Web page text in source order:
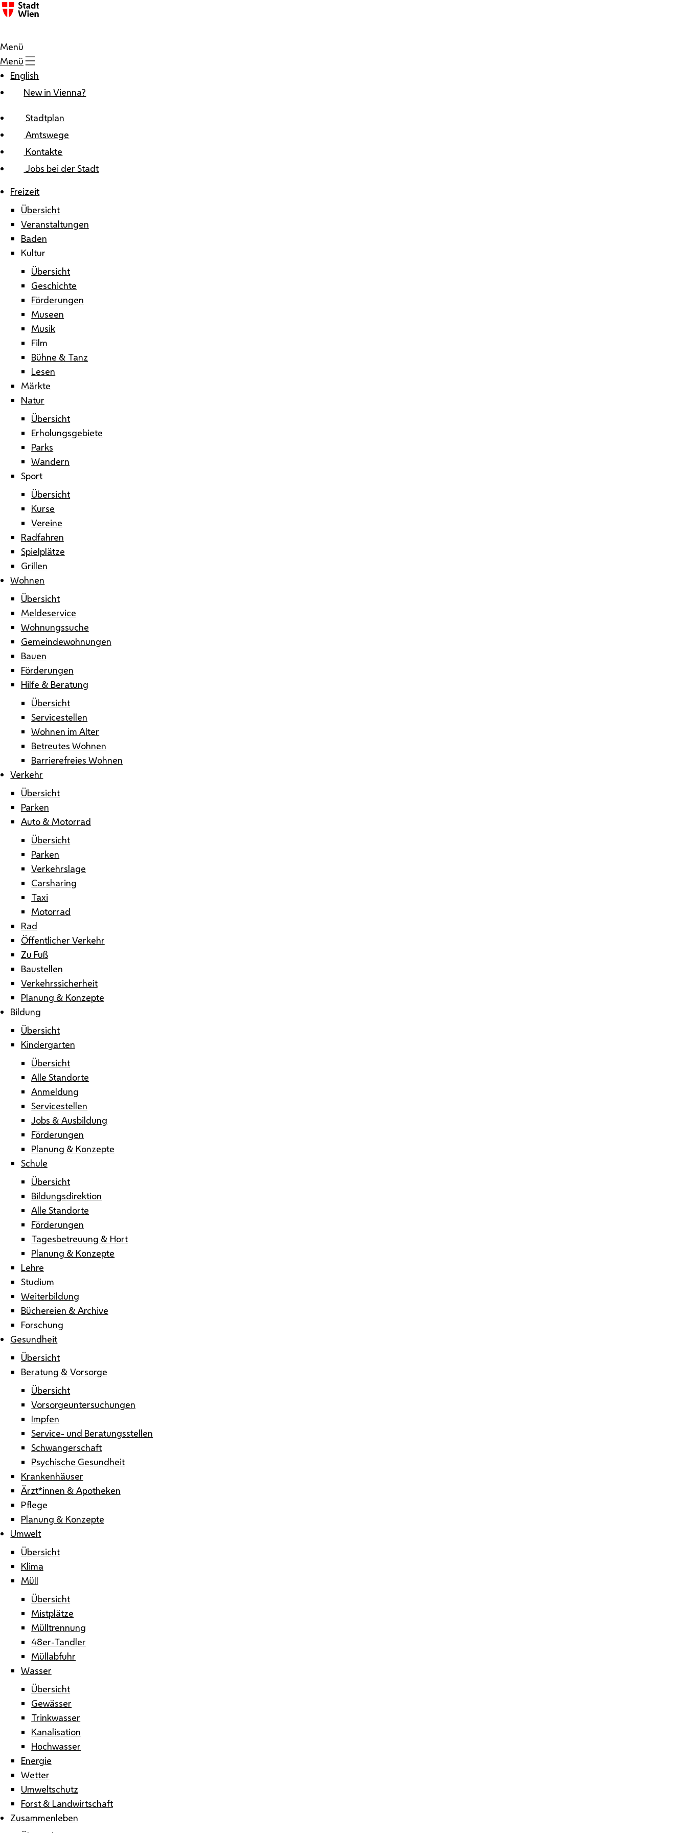
Zum Inhalt
Menü
Menü
English
New in Vienna?
Stadtplan
Amtswege
Kontakte
Jobs bei der Stadt
Freizeit
Übersicht
Veranstaltungen
Baden
Kultur
Übersicht
Geschichte
Förderungen
Museen
Musik
Film
Bühne & Tanz
Lesen
Märkte
Natur
Übersicht
Erholungsgebiete
Parks
Wandern
Sport
Übersicht
Kurse
Vereine
Radfahren
Spielplätze
Grillen
Wohnen
Übersicht
Meldeservice
Wohnungssuche
Gemeindewohnungen
Bauen
Förderungen
Hilfe & Beratung
Übersicht
Servicestellen
Wohnen im Alter
Betreutes Wohnen
Barrierefreies Wohnen
Verkehr
Übersicht
Parken
Auto & Motorrad
Übersicht
Parken
Verkehrslage
Carsharing
Taxi
Motorrad
Rad
Öffentlicher Verkehr
Zu Fuß
Baustellen
Verkehrssicherheit
Planung & Konzepte
Bildung
Übersicht
Kindergarten
Übersicht
Alle Standorte
Anmeldung
Servicestellen
Jobs & Ausbildung
Förderungen
Planung & Konzepte
Schule
Übersicht
Bildungsdirektion
Alle Standorte
Förderungen
Tagesbetreuung & Hort
Planung & Konzepte
Lehre
Studium
Weiterbildung
Büchereien & Archive
Forschung
Gesundheit
Übersicht
Beratung & Vorsorge
Übersicht
Vorsorgeuntersuchungen
Impfen
Service- und Beratungsstellen
Schwangerschaft
Psychische Gesundheit
Krankenhäuser
Ärzt*innen & Apotheken
Pflege
Planung & Konzepte
Umwelt
Übersicht
Klima
Müll
Übersicht
Mistplätze
Mülltrennung
48er-Tandler
Müllabfuhr
Wasser
Übersicht
Gewässer
Trinkwasser
Kanalisation
Hochwasser
Energie
Wetter
Umweltschutz
Forst & Landwirtschaft
Zusammenleben